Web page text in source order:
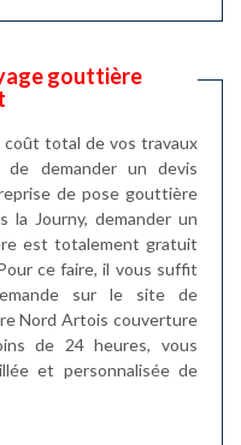
gouttière
coût total de vos travaux
demander un devis
de pose gouttière
la Journy, demander un
est totalement gratuit
ce faire, il vous suffit
sur le site de
Nord Artois couverture
de 24 heures, vous
et personnalisée de